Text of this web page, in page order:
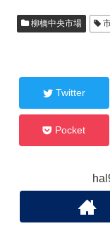
柳橋中央市場
Twitter
Pocket